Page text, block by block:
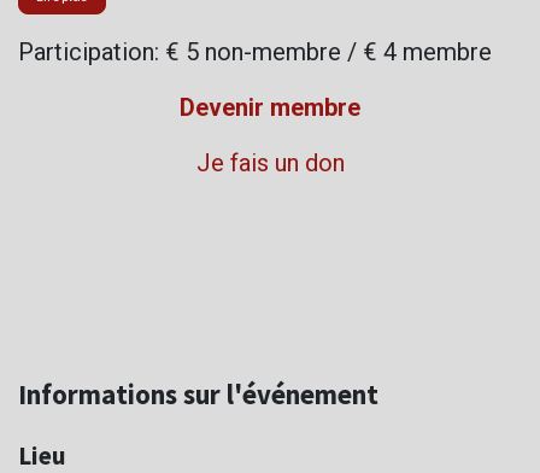
Participation: € 5 non-membre / € 4 membre
Devenir membre
Je fais un don
Informations sur l'événement
Lieu